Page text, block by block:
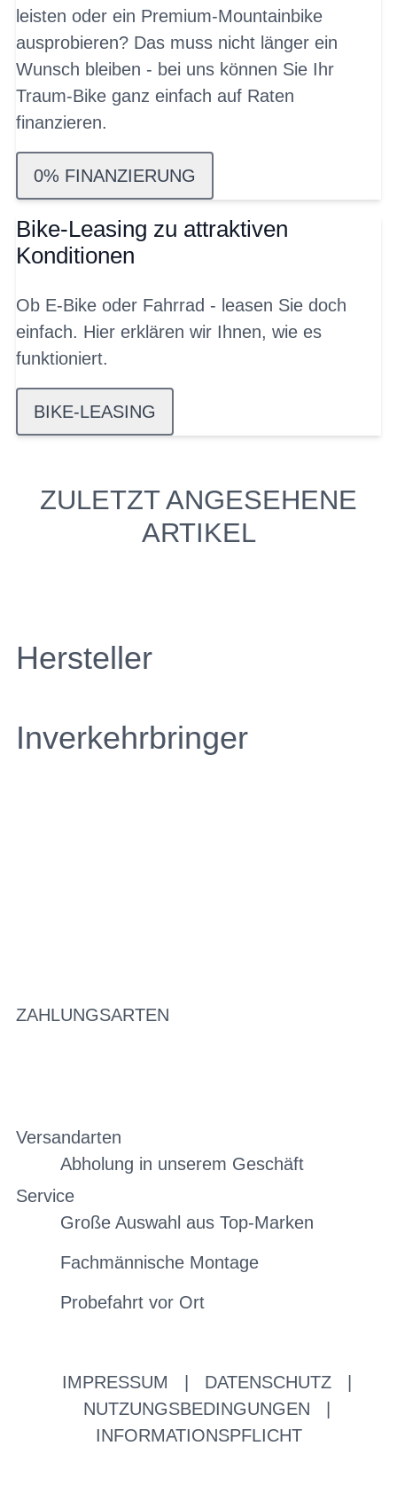
leisten oder ein Premium-Mountainbike
ausprobieren? Das muss nicht länger ein
Wunsch bleiben - bei uns können Sie Ihr
Traum-Bike ganz einfach auf Raten
finanzieren.
0% FINANZIERUNG
Bike-Leasing zu attraktiven
Konditionen
Ob E-Bike oder Fahrrad - leasen Sie doch
einfach. Hier erklären wir Ihnen, wie es
funktioniert.
BIKE-LEASING
ZULETZT ANGESEHENE
ARTIKEL
Hersteller
Inverkehrbringer
ZAHLUNGSARTEN
Versandarten
Abholung in unserem Geschäft
Service
Große Auswahl aus Top-Marken
Fachmännische Montage
Probefahrt vor Ort
IMPRESSUM DATENSCHUTZ
NUTZUNGSBEDINGUNGEN
INFORMATIONSPFLICHT